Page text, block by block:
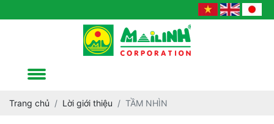
Trang chủ Lời giới thiệu TẦM NHÌN